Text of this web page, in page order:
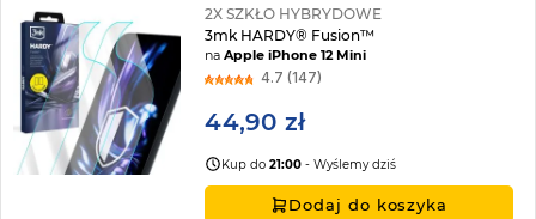
2X SZKŁO HYBRYDOWE
3mk HARDY® Fusion™
naApple iPhone 12 Mini
4.7 (147)
44,90 zł
Kup do21:00 - Wyślemy dziś
Dodaj do koszyka